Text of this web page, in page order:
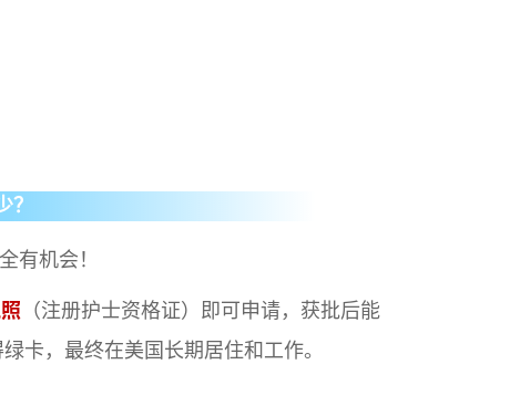
？
有机会！
（注册护士资格证）即可申请，获批后能
卡，最终在美国长期居住和工作。